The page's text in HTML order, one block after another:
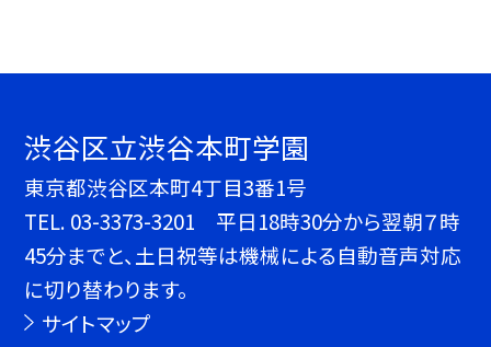
渋谷区立渋谷本町学園
東京都渋谷区本町4丁目3番1号
TEL. 03-3373-3201 平日18時30分から翌朝７時
45分までと、土日祝等は機械による自動音声対応
に切り替わります。
サイトマップ